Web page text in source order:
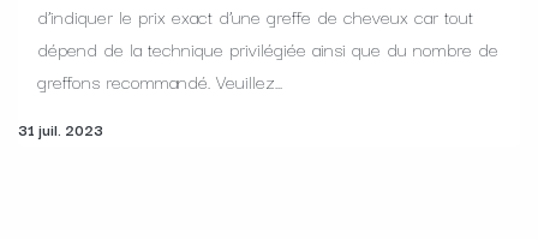
d’indiquer le prix exact d’une greffe de cheveux car tout
dépend de la technique privilégiée ainsi que du nombre de
greffons recommandé. Veuillez...
31 juil. 2023